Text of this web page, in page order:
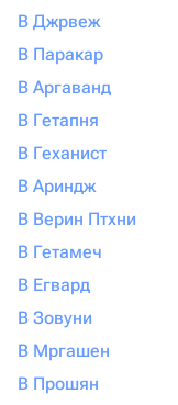
В Джрвеж
В Паракар
В Аргаванд
В Гетапня
В Геханист
В Ариндж
В Верин Птхни
В Гетамеч
В Егвард
В Зовуни
В Мргашен
В Прошян